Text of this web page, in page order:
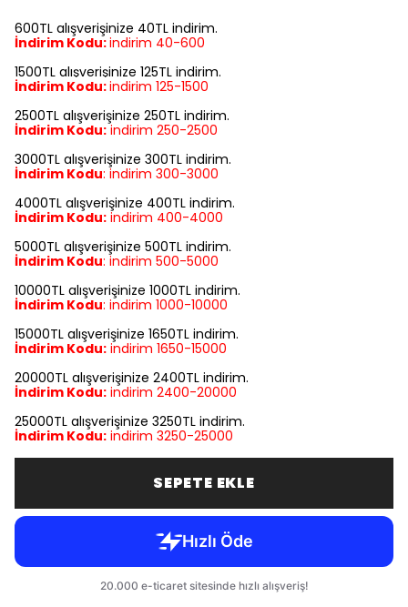
600TL alışverişinize 40TL indirim.
İndirim Kodu:indirim 40-600
1500TL alışverişinize 125TL indirim.
İndirim Kodu:indirim 125-1500
2500TL alışverişinize 250TL indirim.
İndirim Kodu: indirim 250-2500
3000TL alışverişinize 300TL indirim.
İndirim Kodu: indirim 300-3000
4000TL alışverişinize 400TL indirim.
İndirim Kodu: indirim 400-4000
5000TL alışverişinize 500TL indirim.
İndirim Kodu: indirim 500-5000
10000TL alışverişinize 1000TL indirim.
İndirim Kodu: indirim 1000-10000
15000TL alışverişinize 1650TL indirim.
İndirim Kodu: indirim 1650-15000
20000TL alışverişinize 2400TL indirim.
İndirim Kodu: indirim 2400-20000
25000TL alışverişinize 3250TL indirim.
İndirim Kodu: indirim 3250-25000
SEPETE EKLE